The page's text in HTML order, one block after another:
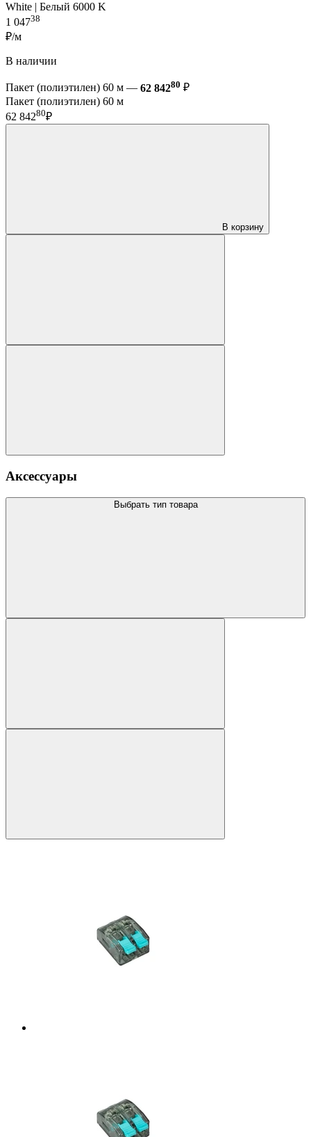
White | Белый 6000 K
1 04738
₽/м
В наличии
Пакет (полиэтилен) 60 м — 62 84280 ₽
Пакет (полиэтилен) 60 м
62 84280₽
В корзину
Аксессуары
Выбрать тип товара